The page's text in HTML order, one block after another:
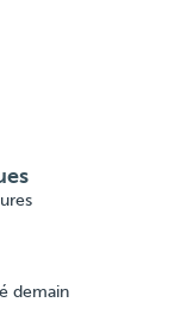
demain